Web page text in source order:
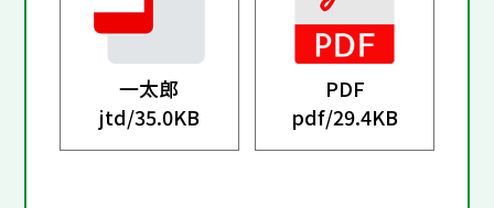
一太郎
jtd/35.0KB
PDF
pdf/29.4KB